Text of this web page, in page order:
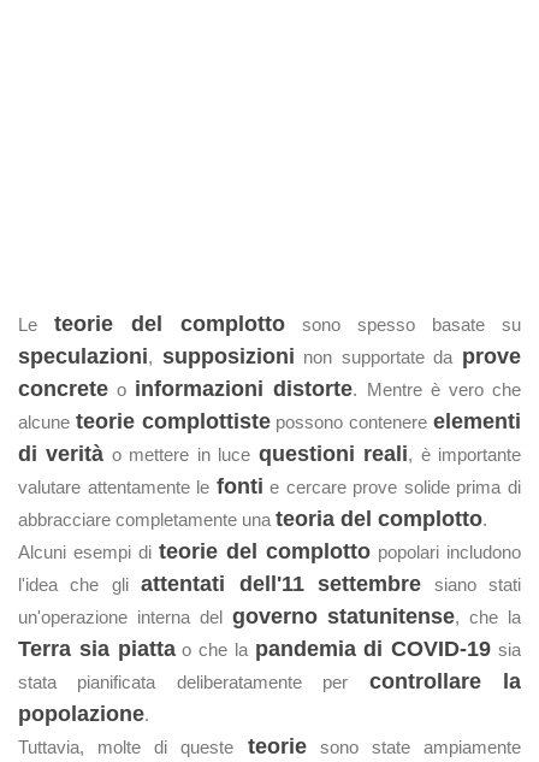
Le teorie del complotto sono spesso basate su
speculazioni, supposizioni non supportate da prove
concrete o informazioni distorte. Mentre è vero che
alcune teorie complottistepossono contenereelementi
di verità o mettere in luce questioni reali, è importante
valutare attentamente le fonti e cercare prove solide prima di
abbracciare completamente una teoria del complotto.
Alcuni esempi di teorie del complotto popolari includono
l'idea che gliattentati dell'11 settembre siano stati
un'operazione interna del governo statunitense, che la
Terra sia piattao che la pandemia di COVID-19 sia
stata pianificata deliberatamente per controllare la
popolazione.
Tuttavia, molte di queste teoriesono state ampiamente